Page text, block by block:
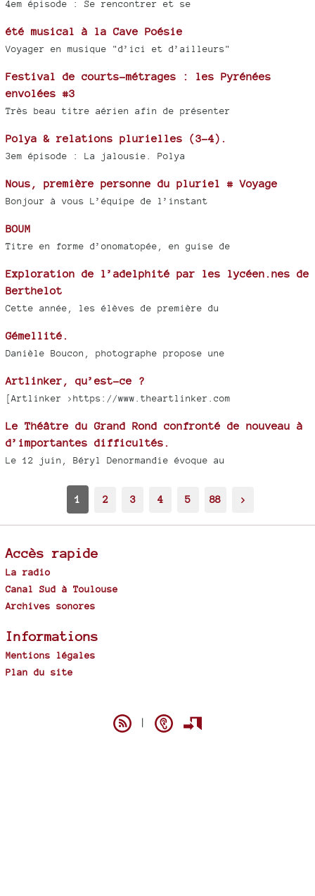
4em épisode : Se rencontrer et se
été musical à la Cave Poésie
Voyager en musique "d’ici et d’ailleurs"
Festival de courts-métrages : les Pyrénées
envolées #3
Très beau titre aérien afin de présenter
Polya & relations plurielles (3-4).
3em épisode : La jalousie. Polya
Nous, première personne du pluriel # Voyage
Bonjour à vous L’équipe de l’instant
BOUM
Titre en forme d’onomatopée, en guise de
Exploration de l’adelphité par les lycéen.nes de
Berthelot
Cette année, les élèves de première du
Gémellité.
Danièle Boucon, photographe propose une
Artlinker, qu’est-ce ?
[Artlinker >https://www.theartlinker.com
Le Théâtre du Grand Rond confronté de nouveau à
d’importantes difficultés.
Le 12 juin, Béryl Denormandie évoque au
1 2 3 4 5 88 >
Accès rapide
La radio
Canal Sud à Toulouse
Archives sonores
Informations
Mentions légales
Plan du site
|